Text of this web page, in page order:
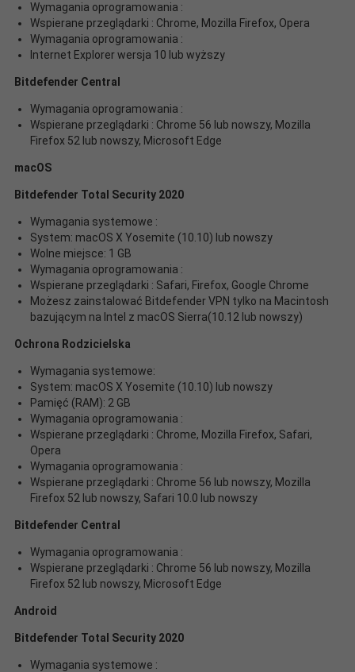
Wymagania oprogramowania :
Wspierane przeglądarki : Chrome, Mozilla Firefox, Opera
Wymagania oprogramowania :
Internet Explorer wersja 10 lub wyższy
Bitdefender Central
Wymagania oprogramowania :
Wspierane przeglądarki : Chrome 56 lub nowszy, Mozilla
Firefox 52 lub nowszy, Microsoft Edge
macOS
Bitdefender Total Security 2020
Wymagania systemowe :
System: macOS X Yosemite (10.10) lub nowszy
Wolne miejsce: 1 GB
Wymagania oprogramowania :
Wspierane przeglądarki : Safari, Firefox, Google Chrome
Możesz zainstalować Bitdefender VPN tylko na Macintosh
bazującym na Intel z macOS Sierra(10.12 lub nowszy)
Ochrona Rodzicielska
Wymagania systemowe:
System: macOS X Yosemite (10.10) lub nowszy
Pamięć (RAM): 2 GB
Wymagania oprogramowania :
Wspierane przeglądarki : Chrome, Mozilla Firefox, Safari,
Opera
Wymagania oprogramowania :
Wspierane przeglądarki : Chrome 56 lub nowszy, Mozilla
Firefox 52 lub nowszy, Safari 10.0 lub nowszy
Bitdefender Central
Wymagania oprogramowania :
Wspierane przeglądarki : Chrome 56 lub nowszy, Mozilla
Firefox 52 lub nowszy, Microsoft Edge
Android
Bitdefender Total Security 2020
Wymagania systemowe :